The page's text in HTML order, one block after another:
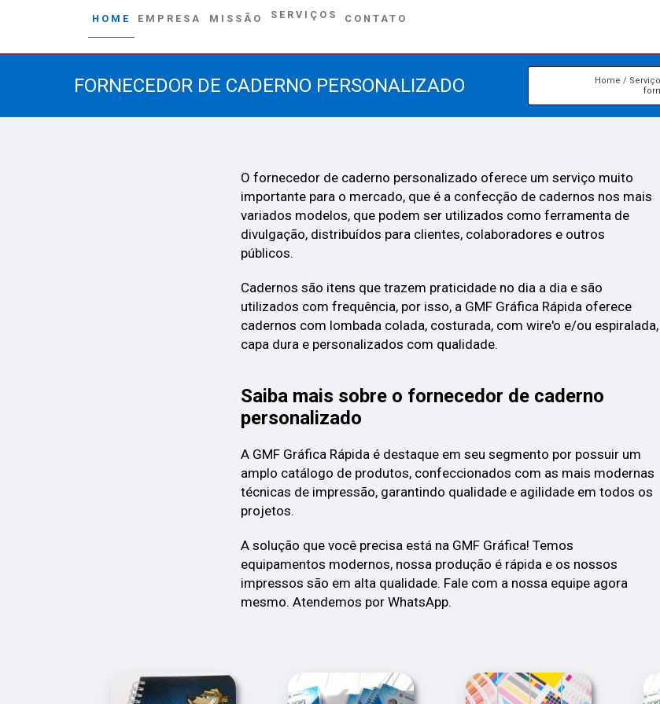
HOME EMPRESA MISSÃO SERVIÇOS CONTATO
FORNECEDOR DE CADERNO PERSONALIZADO Home
O fornecedor de caderno personalizado oferece um serviço muito
importante para o mercado, que é a confecção de cadernos nos mais
variados modelos, que podem ser utilizados como ferramenta de
divulgação, distribuídos para clientes, colaboradores e outros
públicos.
Cadernos são itens que trazem praticidade no dia a dia e são
utilizados com frequência, por isso, a GMF Gráfica Rápida oferece
cadernos com lombada colada, costurada, com wire'o e/ou espiralada,
capa dura e personalizados com qualidade.
Saiba mais sobre o fornecedor de caderno
personalizado
A GMF Gráfica Rápida é destaque em seu segmento por possuir um
amplo catálogo de produtos, confeccionados com as mais modernas
técnicas de impressão, garantindo qualidade e agilidade em todos os
projetos.
A solução que você precisa está na GMF Gráfica! Temos
equipamentos modernos, nossa produção é rápida e os nossos
impressos são em alta qualidade. Fale com a nossa equipe agora
mesmo. Atendemos por WhatsApp.